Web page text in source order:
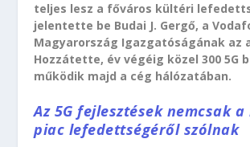
teljes lesz a főváros kültéri
jelentette be Budai J. Gergő, a
Magyarország Igazgatóságának az
Hozzátette, év végéig közel 300 5G
működik majd a cég hálózatában.
Az 5G fejlesztések nemcsak
piac lefedettségéről szólnak